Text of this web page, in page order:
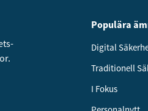
Populära
Digital
Traditionell
I Fokus